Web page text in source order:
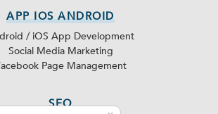
APP IOS ANDROID
/ iOS App Development
Social Media Marketing
Page Management
SEO